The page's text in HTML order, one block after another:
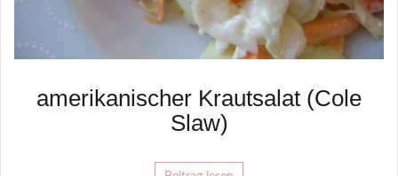
amerikanischer Krautsalat (Cole
Slaw)